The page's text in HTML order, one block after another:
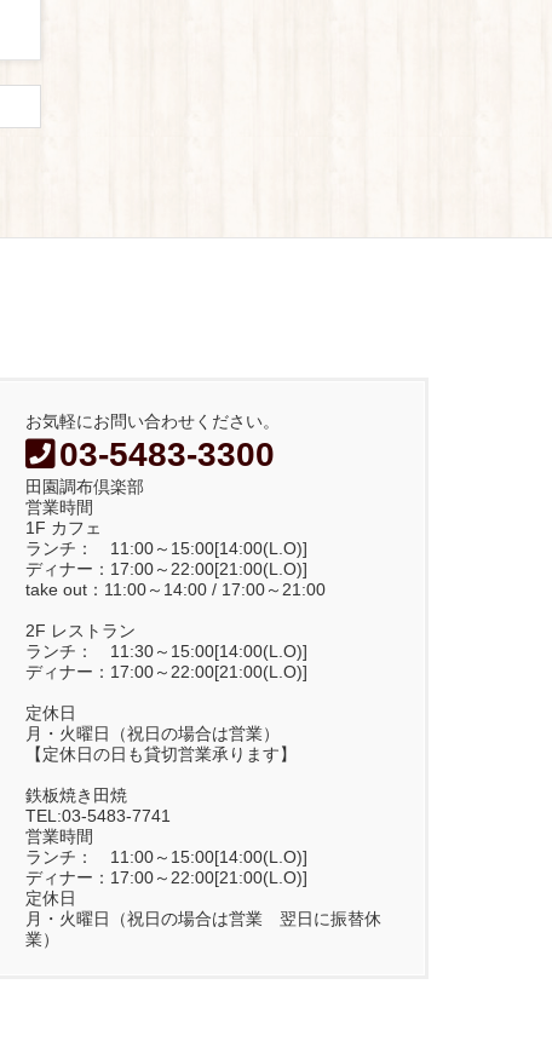
お気軽にお問い合わせください。
03-5483-3300
田園調布倶楽部
営業時間
1F カフェ
ランチ： 11:00～15:00[14:00(L.O)]
ディナー：17:00～22:00[21:00(L.O)]
take out：11:00～14:00 / 17:00～21:00
2F レストラン
ランチ： 11:30～15:00[14:00(L.O)]
ディナー：17:00～22:00[21:00(L.O)]
定休日
月・火曜日（祝日の場合は営業）
【定休日の日も貸切営業承ります】
鉄板焼き田焼
TEL:03-5483-7741
営業時間
ランチ： 11:00～15:00[14:00(L.O)]
ディナー：17:00～22:00[21:00(L.O)]
定休日
月・火曜日（祝日の場合は営業 翌日に振替休
業）